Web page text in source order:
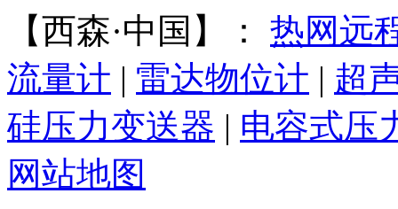
【西森·中国】： 热网远
流量计 | 雷达物位计 | 超
硅压力变送器 | 电容式压
网站地图